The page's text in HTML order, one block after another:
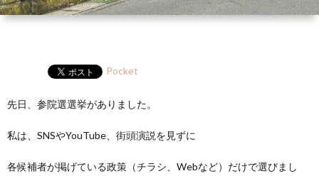
講
Pocket
先日、参院選選挙がありました。
私は、SNSやYouTube、街頭演説を見ずに
各候補者が掲げている政策（チラシ、Webなど）だけで選びまし